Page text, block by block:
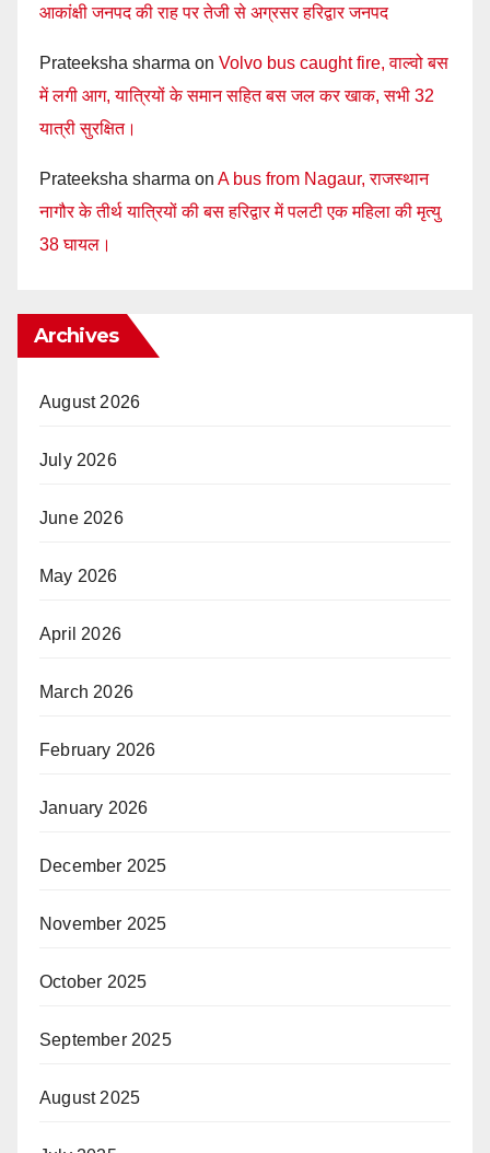
आकांक्षी जनपद की राह पर तेजी से अग्रसर हरिद्वार जनपद
Prateeksha sharma on Volvo bus caught fire, वाल्वो बस
में लगी आग, यात्रियों के समान सहित बस जल कर खाक, सभी 32
यात्री सुरक्षित।
Prateeksha sharma on A bus from Nagaur, राजस्थान
नागौर के तीर्थ यात्रियों की बस हरिद्वार में पलटी एक महिला की मृत्यु
38 घायल।
Archives
August 2026
July 2026
June 2026
May 2026
April 2026
March 2026
February 2026
January 2026
December 2025
November 2025
October 2025
September 2025
August 2025